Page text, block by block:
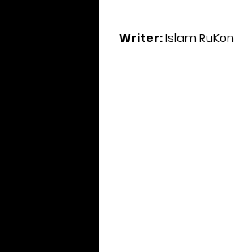
Writer:Islam RuKon